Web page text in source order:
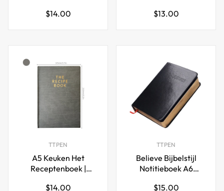
balpenhouder
Normale
$14.00
vellen
Normale
$13.00
TTPEN
A5 Keuken Het
Receptenboek |
Normale
$14.00
TTPEN
Believe Bijbelstijl
Notitieboek A6
Normale
$15.00